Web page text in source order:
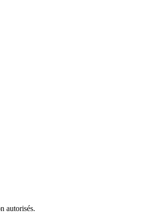
autorisés.